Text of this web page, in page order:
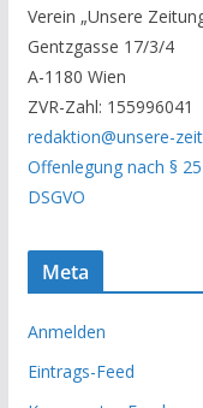
A
r
c
h
i
v
Verein „Unsere
Gentzgasse 17/3/4
A-1180 Wien
ZVR-Zahl: 155996041
redaktion@unsere-
Offenlegung nach §
DSGVO
Meta
Anmelden
Eintrags-Feed